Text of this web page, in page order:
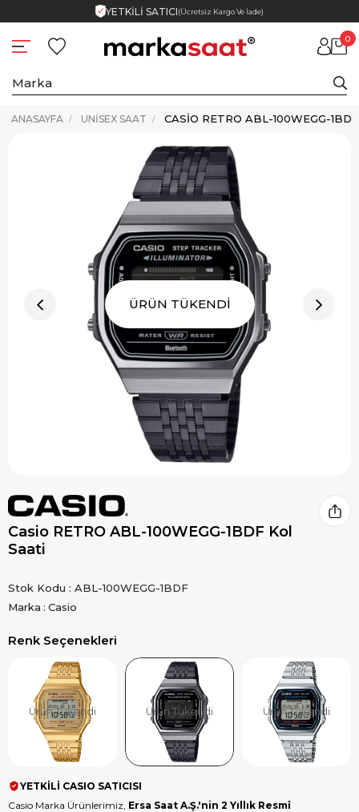
YETKİLİ SATICI(Ücretsiz Kargo Ve İade)
0
ANASAYFA UNISEX SAAT CASIO RETRO ABL-100WEGG-
ÜRÜN TÜKENDİ
Casio RETRO ABL-100WEGG-1BDF Kol
Saati
Stok Kodu
ABL-100WEGG-1BDF
Marka : Casio
Renk Seçenekleri
Ürün Tükendi Ürün Tükendi Ürün Tükendi
YETKİLİ CASIO SATICISI
Casio Marka Ürünlerimiz, Ersa Saat A.Ş.'nin 2 Yıllık Resmî